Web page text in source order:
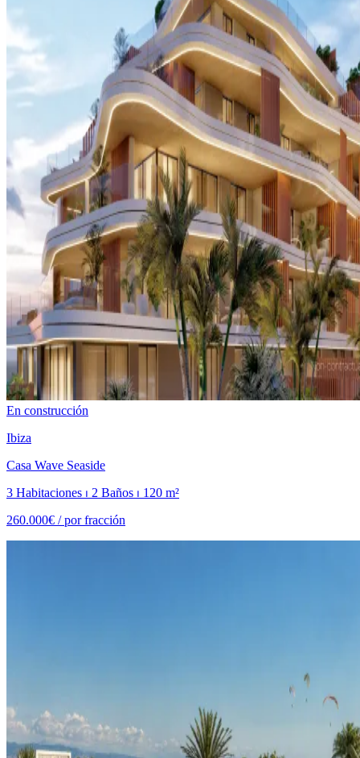
En construcción
Ibiza
Casa Wave Seaside
3 Habitaciones ⏐ 2 Baños ⏐ 120 m²
260.000€ /por fracción